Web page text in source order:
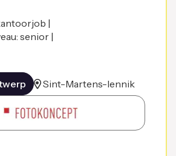
|
senior |
Sint-Martens-lennik